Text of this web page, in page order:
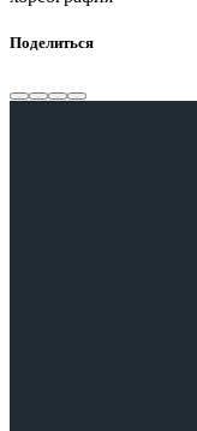
Поделиться